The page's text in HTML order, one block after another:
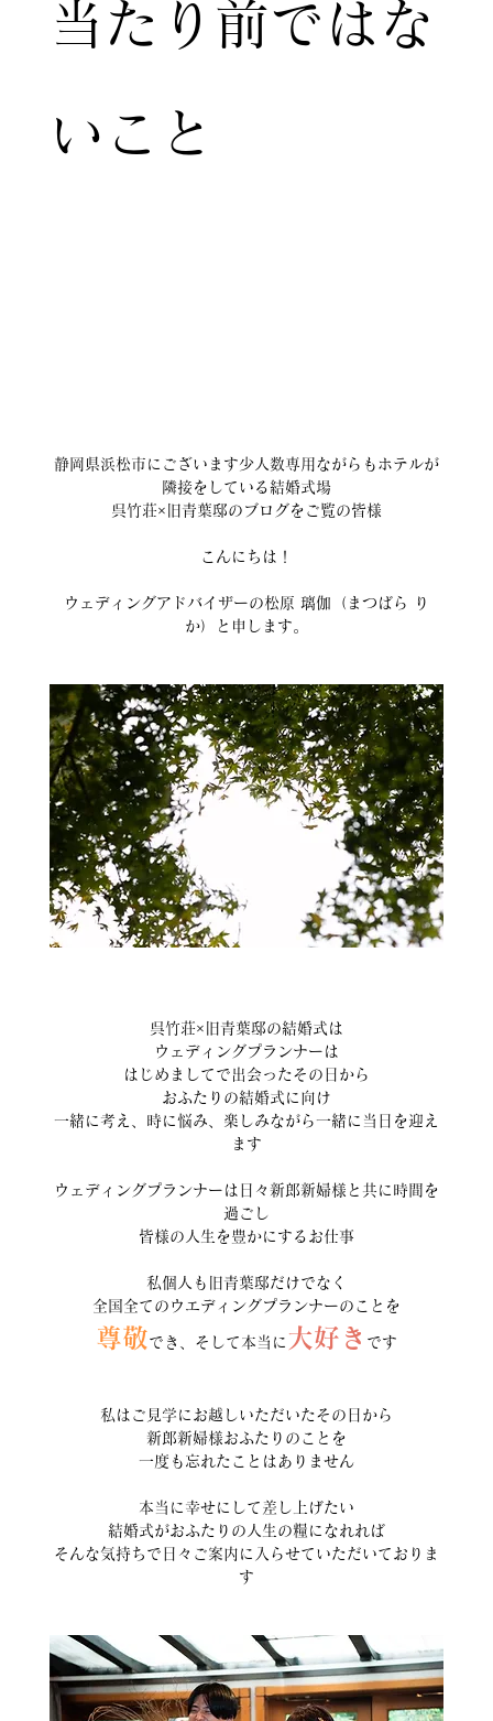
静岡県浜松市にございます少人数専用ながらもホテルが
隣接をしている結婚式場
呉竹荘×旧青葉邸のブログをご覧の皆様
こんにちは！
ウェディングアドバイザーの松原 璃伽（まつばら り
か）と申します。
呉竹荘×旧青葉邸の結婚式は
ウェディングプランナーは
はじめましてで出会ったその日から
おふたりの結婚式に向け
一緒に考え、時に悩み、楽しみながら一緒に当日を迎え
ます
ウェディングプランナーは日々新郎新婦様と共に時間を
過ごし
皆様の人生を豊かにするお仕事
私個人も旧青葉邸だけでなく
全国全てのウエディングプランナーのことを
尊敬でき、そして本当に 大好き です
私はご見学にお越しいただいたその日から
新郎新婦様おふたりのことを
一度も忘れたことはありません
本当に幸せにして差し上げたい
結婚式がおふたりの人生の糧になれれば
そんな気持ちで日々ご案内に入らせていただいておりま
す
当たり前ではな
いこと